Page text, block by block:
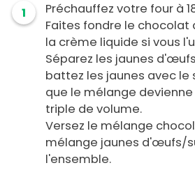
1
Préchauffez votre four à
Faites fondre le chocolat
la crème liquide si vous
Séparez les jaunes
battez les jaunes avec le
que le mélange
triple de volume.
Versez le mélange
mélange jaunes d'œufs/
l'ensemble.